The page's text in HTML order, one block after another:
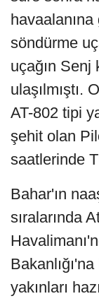
söndürme
uçağın Senj
ulaşılmıştı.
AT-802 tipi
şehit olan
saatlerinde
Bahar'ın
sıralarında
yakınları